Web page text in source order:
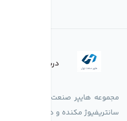
درباره فروشگاه
مجموعه هایپر صنعت ایران در امر
سانتریفیوژ مکنده و دمنده آکسیال،